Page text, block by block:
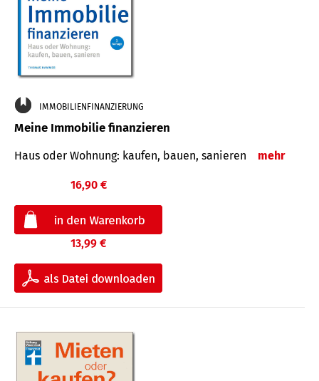
IMMOBILIENFINANZIERUNG
Meine Immobilie finanzieren
Haus oder Wohnung: kaufen, bauen, sanieren mehr
16,90 €
13,99 €